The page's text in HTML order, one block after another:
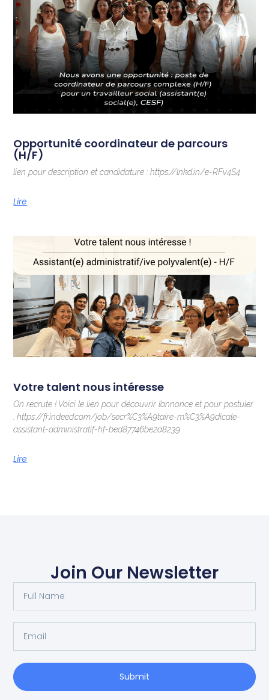
Opportunité coordinateur de parcours
(H/F)
lien pour description et candidature : https://lnkd.in/e-RFv4S4
Lire
Votre talent nous intéresse
On recrute ! Voici le lien pour découvrir l’annonce et pour postuler
: https://fr.indeed.com/job/secr%C3%A9taire-m%C3%A9dicale-
assistant-administratif-hf-bed87746be2a8239
Lire
Join Our Newsletter
Submit